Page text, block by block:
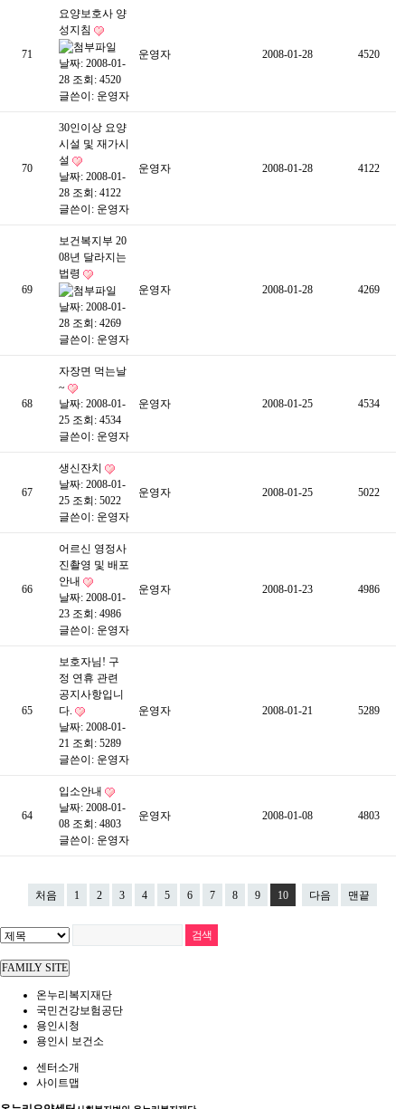
71
요양보호사 양
성지침
날짜: 2008-01-
28 조회: 4520
글쓴이: 운영자
운영자 2008-01-28 4520
70
30인이상 요양
시설 및 재가시
설
날짜: 2008-01-
28 조회: 4122
글쓴이: 운영자
운영자 2008-01-28 4122
69
보건복지부 20
08년 달라지는
법령
날짜: 2008-01-
28 조회: 4269
글쓴이: 운영자
운영자 2008-01-28 4269
68
자장면 먹는날
~
날짜: 2008-01-
25 조회: 4534
글쓴이: 운영자
운영자 2008-01-25 4534
67
생신잔치
날짜: 2008-01-
25 조회: 5022
글쓴이: 운영자
운영자 2008-01-25 5022
66
어르신 영정사
진촬영 및 배포
안내
날짜: 2008-01-
23 조회: 4986
글쓴이: 운영자
운영자 2008-01-23 4986
65
보호자님! 구
정 연휴 관련
공지사항입니
다.
날짜: 2008-01-
21 조회: 5289
글쓴이: 운영자
운영자 2008-01-21 5289
64
입소안내
날짜: 2008-01-
08 조회: 4803
글쓴이: 운영자
운영자 2008-01-08 4803
처음 1 2 3 4 5 6 7 8 9 10 다음 맨끝
FAMILY SITE
온누리복지재단
국민건강보험공단
용인시청
용인시 보건소
센터소개
사이트맵